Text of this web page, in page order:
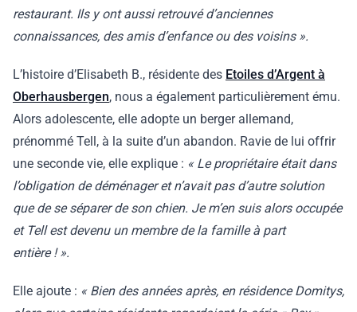
restaurant. Ils y ont aussi retrouvé d’anciennes
connaissances, des amis d’enfance ou des voisins ».
L’histoire d’Elisabeth B., résidente des Etoiles d’Argent à
Oberhausbergen, nous a également particulièrement ému.
Alors adolescente, elle adopte un berger allemand,
prénommé Tell, à la suite d’un abandon. Ravie de lui offrir
une seconde vie, elle explique : « Le propriétaire était dans
l’obligation de déménager et n’avait pas d’autre solution
que de se séparer de son chien. Je m’en suis alors occupée
et Tell est devenu un membre de la famille à part
entière ! ».
Elle ajoute : « Bien des années après, en résidence Domitys,